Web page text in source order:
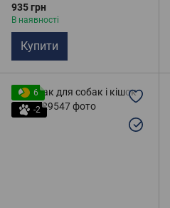
935 грн
В наявності
Купити
6
-2